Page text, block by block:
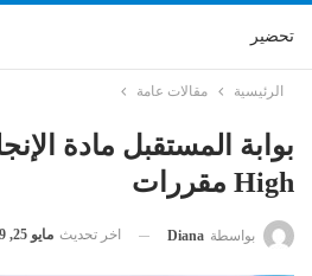
تحضير
الرئيسية مقالات عامة
High مقررات
بواسطة Diana اخر تحديث مايو 25, 2019